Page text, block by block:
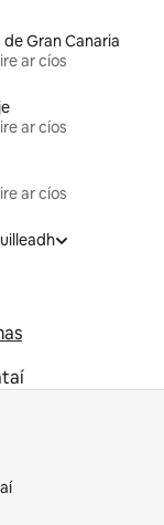
de Gran Canaria
ar cíos
ar cíos
ar cíos